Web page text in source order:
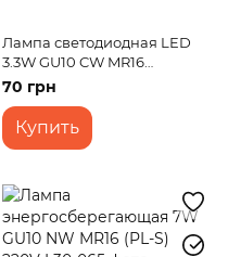
Лампа светодиодная LED
3.3W GU10 CW MR16
(LedLumen) 220V
70 грн
Купить